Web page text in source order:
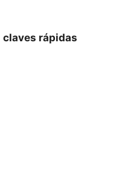
claves rápidas